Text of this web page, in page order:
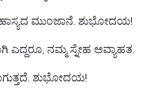
ಹಾಸ್ಯದ ಮುಂಜಾನೆ. ಶುಭೋದಯ!
ನಮ್ಮ ಸ್ನೇಹ ಅವ್ಯಾಹತ.
ಶುಭೋದಯ!